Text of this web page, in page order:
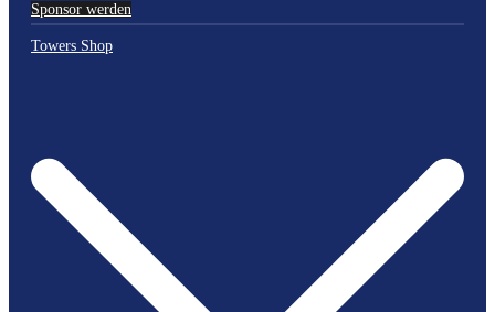
Sponsor werden
Towers Shop